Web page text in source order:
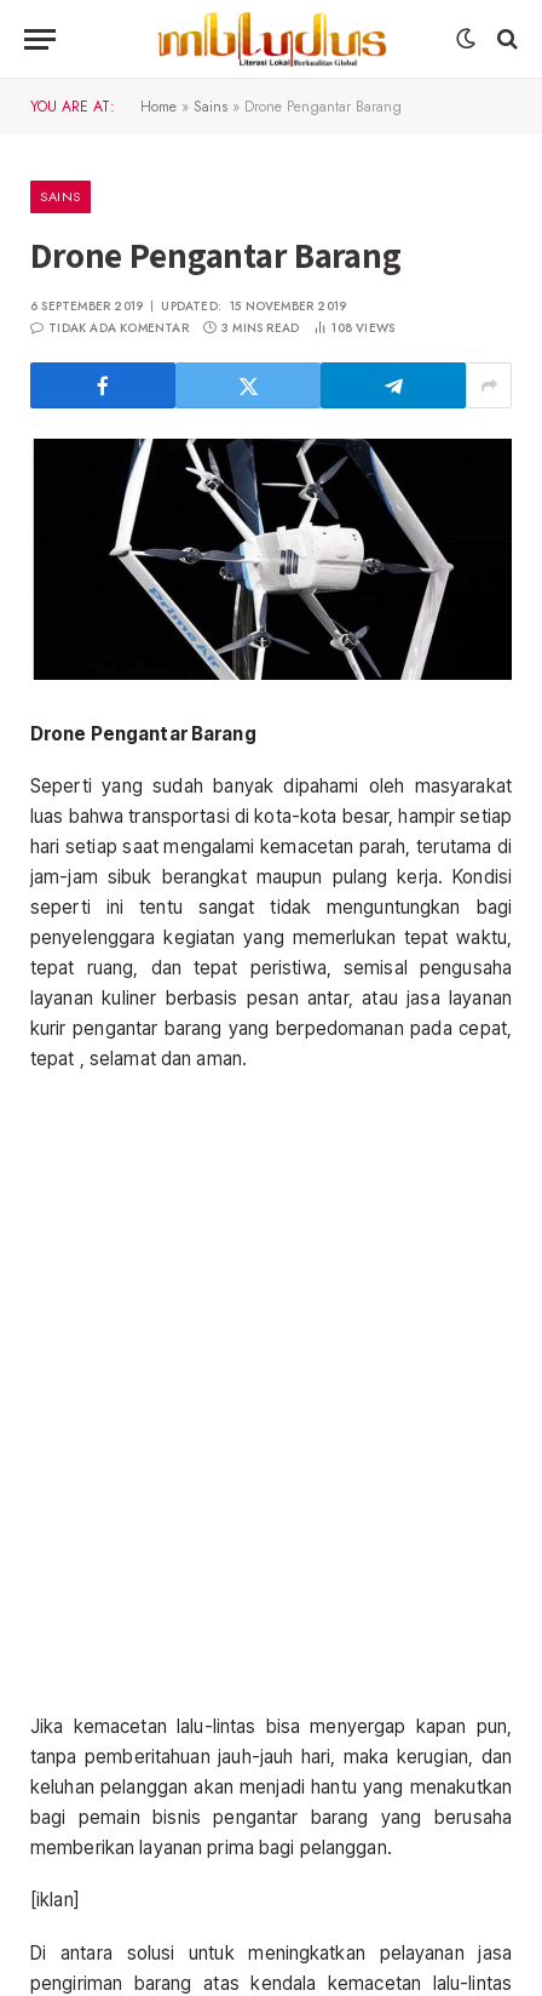
YOU ARE AT: Home » Sains » Drone Pengantar Barang
SAINS
Drone Pengantar Barang
6 SEPTEMBER 2019 UPDATED: 15 NOVEMBER 2019
TIDAK ADA KOMENTAR
3 MINS READ 108VIEWS
Drone Pengantar Barang
Seperti yang sudah banyak dipahami oleh masyarakat
luas bahwa transportasi di kota-kota besar, hampir setiap
hari setiap saat mengalami kemacetan parah, terutama di
jam-jam sibuk berangkat maupun pulang kerja. Kondisi
seperti ini tentu sangat tidak menguntungkan bagi
penyelenggara kegiatan yang memerlukan tepat waktu,
tepat ruang, dan tepat peristiwa, semisal pengusaha
layanan kuliner berbasis pesan antar, atau jasa layanan
kurir pengantar barang yang berpedomanan pada cepat,
tepat , selamat dan aman.
Jika kemacetan lalu-lintas bisa menyergap kapan pun,
tanpa pemberitahuan jauh-jauh hari, maka kerugian, dan
keluhan pelanggan akan menjadi hantu yang menakutkan
bagi pemain bisnis pengantar barang yang berusaha
memberikan layanan prima bagi pelanggan.
[iklan]
Di antara solusi untuk meningkatkan pelayanan jasa
pengiriman barang atas kendala kemacetan lalu-lintas